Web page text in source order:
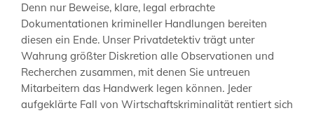
Denn nur Beweise, klare, legal erbrachte
Dokumentationen krimineller Handlungen bereiten
diesen ein Ende. Unser Privatdetektiv trägt unter
Wahrung größter Diskretion alle Observationen und
Recherchen zusammen, mit denen Sie untreuen
Mitarbeitern das Handwerk legen können. Jeder
aufgeklärte Fall von Wirtschaftskriminalität rentiert sich